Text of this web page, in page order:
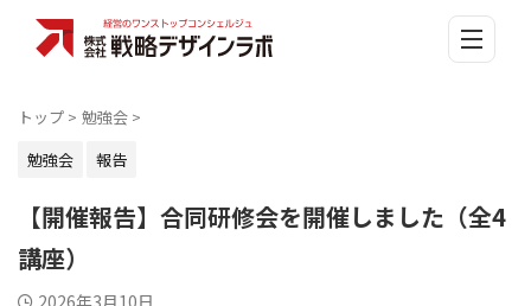
トップ > 勉強会 >
勉強会
報告
【開催報告】合同研修会を開催しました（全4
講座）
2026年3月10日